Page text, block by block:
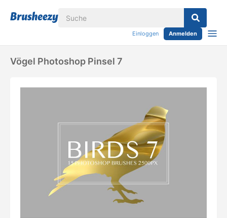
Einloggen Anmelden
Vögel Photoshop Pinsel 7